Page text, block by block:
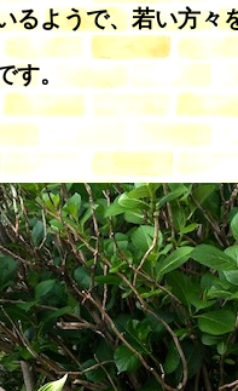
るようで、若い方々
す。